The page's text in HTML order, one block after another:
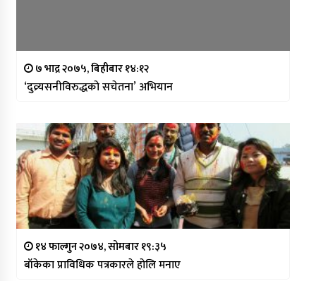
७ भाद्र २०७५, बिहीबार १४:१२
‘दुव्र्यसनीविरुद्धको सचेतना’ अभियान
१४ फाल्गुन २०७४, सोमबार १९:३५
बाँकेका प्राविधिक पत्रकारले होलि मनाए